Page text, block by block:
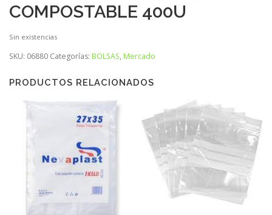
COMPOSTABLE 400U
Sin existencias
SKU: 06880 Categorías: BOLSAS, Mercado
PRODUCTOS RELACIONADOS